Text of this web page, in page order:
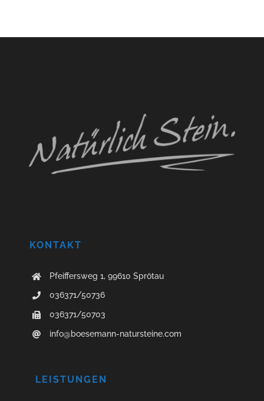
KONTAKT
Pfeiffersweg 1, 99610 Sprötau
036371/50736
036371/50703
info@boesemann-natursteine.com
LEISTUNGEN